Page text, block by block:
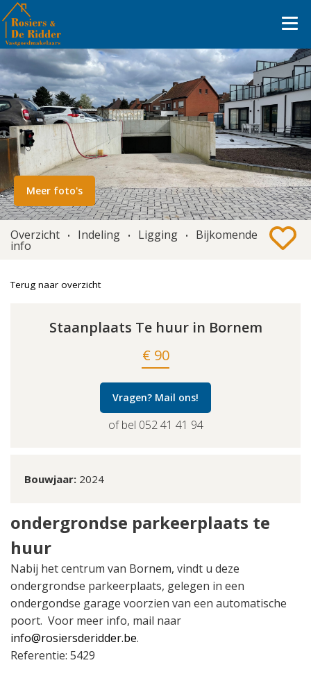
Meer foto's
Overzicht • Indeling • Ligging • Bijkomende
info
Terug naar overzicht
ondergrondse parkeerplaats te
huur
Nabij het centrum van Bornem, vindt u deze
ondergrondse parkeerplaats, gelegen in een
ondergondse garage voorzien van een automatische
poort. Voor meer info, mail naar
info@rosiersderidder.be.
Referentie: 5429
Staanplaats Te huur in Bornem
€ 90
Vragen? Mail ons!
of bel 052 41 41 94
Bouwjaar: 2024